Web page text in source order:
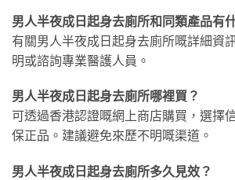
男人半夜成日起身去廁所和同類產品有
有關男人半夜成日起身去廁所嘅詳細資
明或諮詢專業醫護人員。
男人半夜成日起身去廁所哪裡買？
可透過香港認證嘅網上商店購買，選擇
保正品。建議避免來歷不明嘅渠道。
男人半夜成日起身去廁所多久見效？